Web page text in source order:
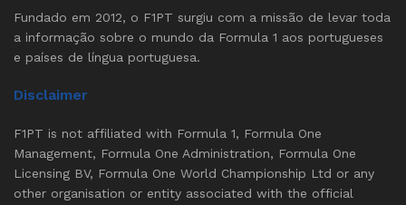
Fundado em 2012, o F1PT surgiu com a missão de levar toda
a informação sobre o mundo da Formula 1 aos portugueses
e países de língua portuguesa.
Disclaimer
F1PT is not affiliated with Formula 1, Formula One
Management, Formula One Administration, Formula One
Licensing BV, Formula One World Championship Ltd or any
other organisation or entity associated with the official